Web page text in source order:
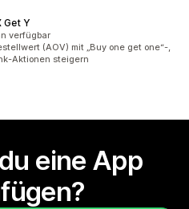
Get Y
verfügbar
(AOV) mit „Buy one get one“-,
Aktionen steigern
eine App